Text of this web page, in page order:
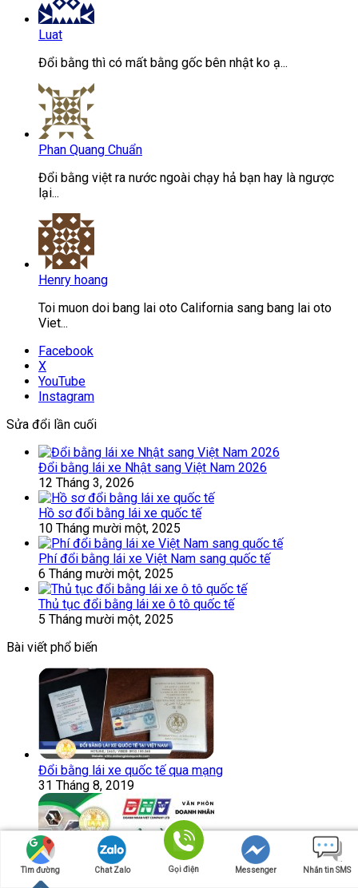
Luat
Đổi bằng thì có mất bằng gốc bên nhật ko ạ...
Phan Quang Chuẩn
Đổi bằng việt ra nước ngoài chạy hả bạn hay là ngược
lại...
Henry hoang
Toi muon doi bang lai oto California sang bang lai oto
Viet...
Facebook
X
YouTube
Instagram
Sửa đổi lần cuối
Đổi bằng lái xe Nhật sang Việt Nam 2026
12 Tháng 3, 2026
Hồ sơ đổi bằng lái xe quốc tế
10 Tháng mười một, 2025
Phí đổi bằng lái xe Việt Nam sang quốc tế
6 Tháng mười một, 2025
Thủ tục đổi bằng lái xe ô tô quốc tế
5 Tháng mười một, 2025
Bài viết phổ biến
Đổi bằng lái xe quốc tế qua mạng
31 Tháng 8, 2019
Tìm đường Chat Zalo Gọi điện Messenger Nhắn tin SMS